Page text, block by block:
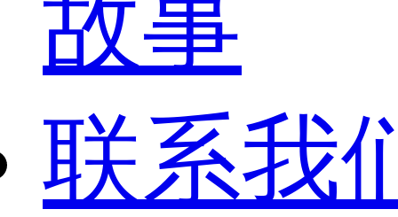
故事
联系我